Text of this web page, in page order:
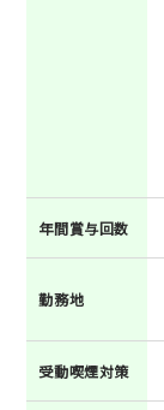
年間賞与回数
勤務地
受動喫煙対策